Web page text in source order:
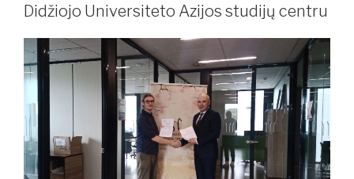
Didžiojo Universiteto Azijos studijų centru